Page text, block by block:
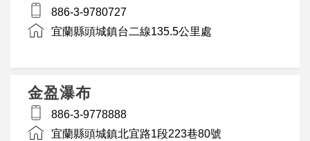
886-3-9780727
宜蘭縣頭城鎮台二線135.5公里處
金盈瀑布
886-3-9778888
宜蘭縣頭城鎮北宜路1段223巷80號